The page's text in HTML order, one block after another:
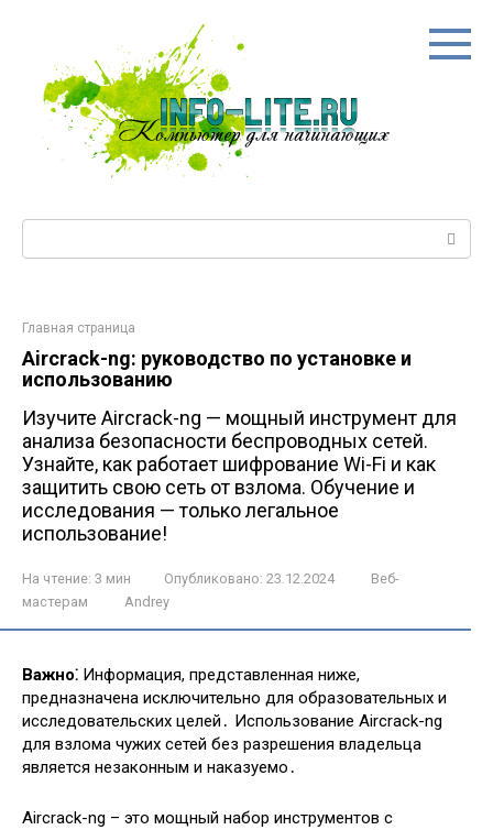
Главная страница
Aircrack-ng: руководство по установке и
использованию
Изучите Aircrack-ng — мощный инструмент для
анализа безопасности беспроводных сетей.
Узнайте, как работает шифрование Wi-Fi и как
защитить свою сеть от взлома. Обучение и
исследования — только легальное
использование!
На чтение: 3 мин Опубликовано: 23.12.2024
Веб-
мастерам
Andrey
Важно⁚ Информация, представленная ниже,
предназначена исключительно для образовательных и
исследовательских целей․ Использование Aircrack-ng
для взлома чужих сетей без разрешения владельца
является незаконным и наказуемо․
Aircrack-ng – это мощный набор инструментов с